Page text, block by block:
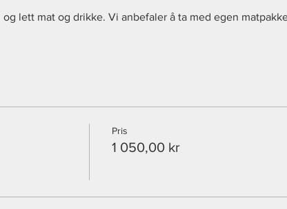
lett mat og drikke. Vi anbefaler å ta med egen
i forbindelse med dette.
Pris
1 050,00 kr